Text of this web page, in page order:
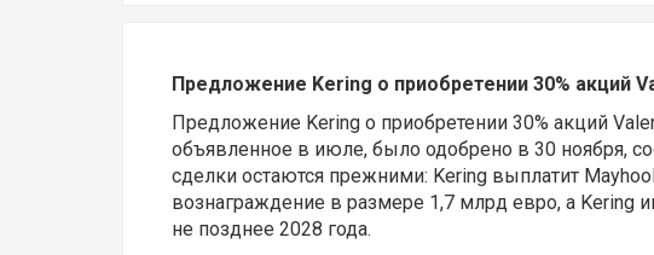
Предложение Kering о приобретении 30% акций
Предложение Kering о приобретении 30% акций
объявленное в июле, было одобрено в 30 ноября,
сделки остаются прежними: Kering выплатит
вознаграждение в размере 1,7 млрд евро, а Kering
не позднее 2028 года.